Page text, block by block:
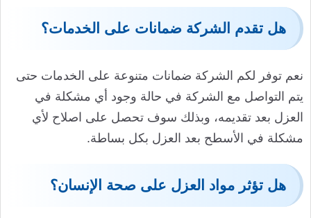
هل تقدم الشركة ضمانات على الخدمات؟
نعم توفر لكم الشركة ضمانات متنوعة على الخدمات حتى
يتم التواصل مع الشركة في حالة وجود أي مشكلة في
العزل بعد تقديمه، وبذلك سوف تحصل على اصلاح لأي
مشكلة في الأسطح بعد العزل بكل بساطة.
هل تؤثر مواد العزل على صحة الإنسان؟